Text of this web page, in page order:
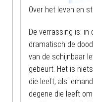
Over het leven en
De verrassing is: in
dramatisch de
van de schijnbaar
gebeurt. Het is
die leeft, als
degene die leeft